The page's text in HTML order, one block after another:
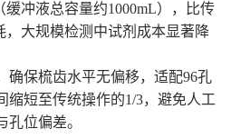
缓冲液总容量约1000mL），比传
，大规模检测中试剂成本显著降
确保梳齿水平无偏移，适配96孔
缩短至传统操作的1/3，避免人工
位偏差。